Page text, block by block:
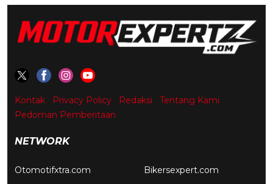
Kontak Privacy Policy Redaksi
Tentang Kami
Pedoman Pemberitaan
NETWORK
Otomotifxtra.com
Bikersexpert.com